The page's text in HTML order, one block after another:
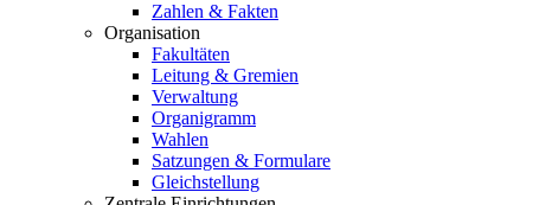
Zahlen & Fakten
Organisation
Fakultäten
Leitung & Gremien
Verwaltung
Organigramm
Wahlen
Satzungen & Formulare
Gleichstellung